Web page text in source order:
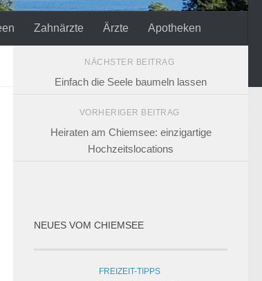
Zahnärzte Ärzte Apotheken
NÄCHSTER BEITRAG
Einfach die Seele baumeln lassen
VORHERIGER BEITRAG
Heiraten am Chiemsee: einzigartige
Hochzeitslocations
NEUES VOM CHIEMSEE
FREIZEIT-TIPPS